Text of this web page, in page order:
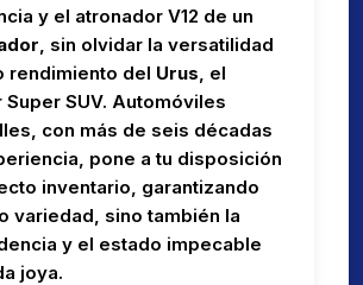
y el atronador V12 de un
, sin olvidar la versatilidad
rendimiento del Urus, el
Super SUV. Automóviles
con más de seis décadas
pone a tu disposición
inventario, garantizando
variedad, sino también la
y el estado impecable
joya.